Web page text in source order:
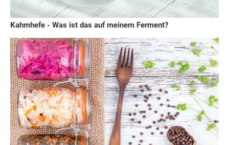
Kahmhefe - Was ist das auf meinem Ferment?